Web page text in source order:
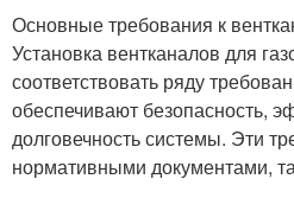
Основные требования к
Установка вентканалов для
соответствовать ряду
обеспечивают безопасность,
долговечность системы. Эти
нормативными документами,